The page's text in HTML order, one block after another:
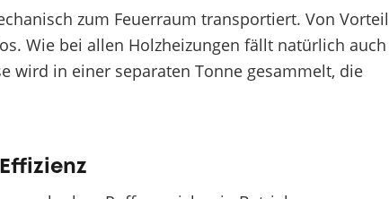
zum Feuerraum transportiert. Von Vorteil
Wie bei allen Holzheizungen fällt natürlich auch
wird in einer separaten Tonne gesammelt, die